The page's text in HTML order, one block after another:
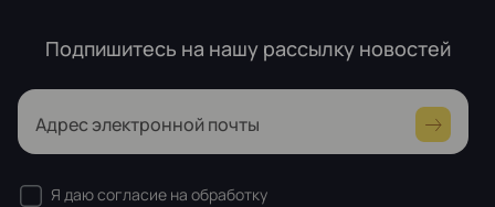
Подпишитесь на нашу рассылку новостей
Адрес электронной почты
Я даю согласие на обработку